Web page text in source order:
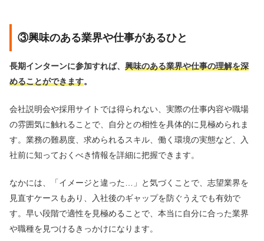
③興味のある業界や仕事があるひと
長期インターンに参加すれば、 興味のある業界や仕事の理解を深
めることができます。
会社説明会や採用サイトでは得られない、実際の仕事内容や職場
の雰囲気に触れることで、自分との相性を具体的に見極められま
す。業務の難易度、求められるスキル、働く環境の実態など、入
社前に知っておくべき情報を詳細に把握できます。
なかには、「イメージと違った…」と気づくことで、志望業界を
見直すケースもあり、入社後のギャップを防ぐうえでも有効で
す。早い段階で適性を見極めることで、本当に自分に合った業界
や職種を見つけるきっかけになります。